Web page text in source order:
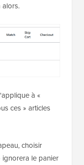
alors.
à «
ces » articles
choisir
le panier